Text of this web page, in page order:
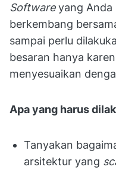
Softwareyang Anda
berkembang
sampai perlu
besaran hanya
menyesuaikan
Apa yang harus
Tanyakan
arsitektur yang